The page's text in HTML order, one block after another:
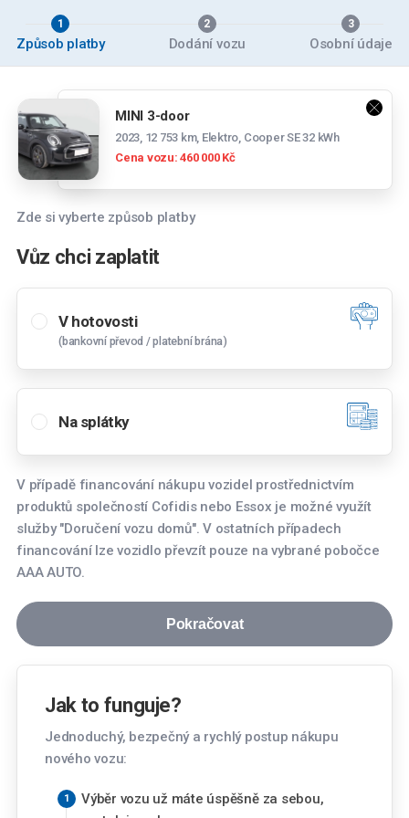
1
Způsob platby
2
Dodání vozu
3
Osobní údaje
MINI 3-door
2023, 12 753 km, Elektro, Cooper SE 32 kWh
Cena vozu: 460 000 Kč
Zde si vyberte způsob platby
Vůz chci zaplatit
V hotovosti
(bankovní převod / platební brána)
Na splátky
V případě financování nákupu vozidel prostřednictvím
produktů společností Cofidis nebo Essox je možné využít
služby "Doručení vozu domů". V ostatních případech
financování lze vozidlo převzít pouze na vybrané pobočce
AAA AUTO.
Pokračovat
Jak to funguje?
Jednoduchý, bezpečný a rychlý postup nákupu
nového vozu:
Výběr vozu už máte úspěšně za sebou,
Spočítejte si měsíční splátku
Měsíční splátka
Vyberte pobočku
Brno
České Budějovice 2
Pražská 4723, 430 01 Chomutov
Koutníkova 272/39, 503 01 Hradec Králové
Jihlava
Znojemská 2380/82, 586 01 Jihlava
OC Korso ( parkoviště ). - Nádražní 1939/4a,
Gen. Klapálka 2810, 272 01 Kladno
Kolín
Havlíčkova 184, 280 02 Kolín
Kosmonosy (Mladá Boleslav)